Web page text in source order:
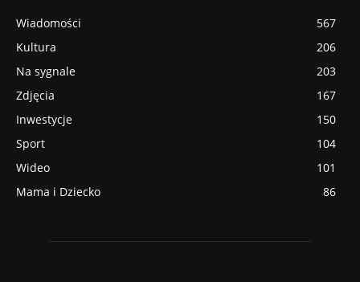
Wiadomości
567
Kultura
206
Na sygnale
203
Zdjęcia
167
Inwestycje
150
Sport
104
Wideo
101
Mama i Dziecko
86